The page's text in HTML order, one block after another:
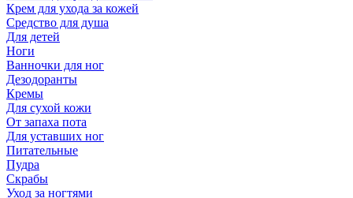
Крем для ухода за кожей
Средство для душа
Для детей
Ноги
Ванночки для ног
Дезодоранты
Кремы
Для сухой кожи
От запаха пота
Для уставших ног
Питательные
Пудра
Скрабы
Уход за ногтями